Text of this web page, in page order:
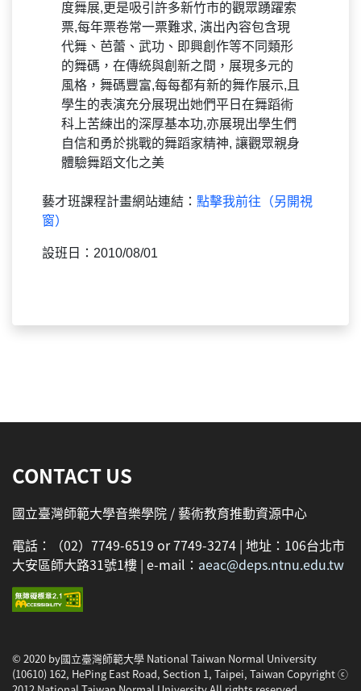
度舞展,更是吸引許多新竹市的觀眾踴躍索
票,每年票卷常一票難求, 演出內容包含現
代舞、芭蕾、武功、即興創作等不同類形
的舞碼，在傳統與創新之間，展現多元的
風格，舞碼豐富,每每都有新的舞作展示,且
學生的表演充分展現出她們平日在舞蹈術
科上苦練出的深厚基本功,亦展現出學生們
自信和勇於挑戰的舞蹈家精神, 讓觀眾親身
體驗舞蹈文化之美
藝才班課程計畫網站連結： 點擊我前往（另開視
窗）
設班日：2010/08/01
CONTACT US
國立臺灣師範大學音樂學院 / 藝術教育推動資源中心
電話：（02）7749-6519 or 7749-3274 | 地址：106台北市
大安區師大路31號1樓 | e-mail： aeac@deps.ntnu.edu.tw
© 2020 by國立臺灣師範大學 National Taiwan Normal University
(10610) 162, HePing East Road, Section 1, Taipei, Taiwan Copyright ⓒ